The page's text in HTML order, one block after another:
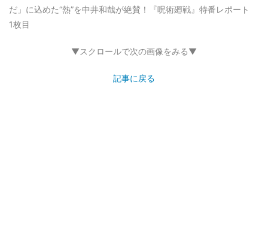
だ」に込めた“熱”を中井和哉が絶賛！『呪術廻戦』特番レポート
1枚目
▼スクロールで次の画像をみる▼
記事に戻る